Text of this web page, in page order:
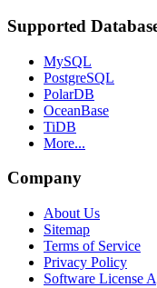
Supported
MySQL
PostgreSQL
PolarDB
OceanBase
TiDB
More...
Company
About Us
Sitemap
Terms of Service
Privacy Policy
Software License